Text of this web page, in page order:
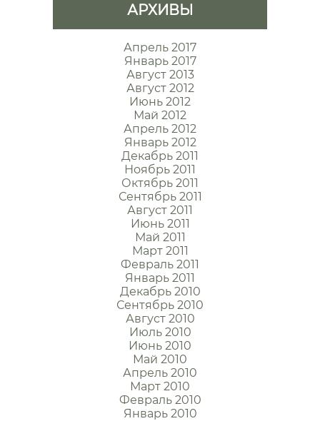
АРХИВЫ
Апрель 2017
Январь 2017
Август 2013
Август 2012
Июнь 2012
Май 2012
Апрель 2012
Январь 2012
Декабрь 2011
Ноябрь 2011
Октябрь 2011
Сентябрь 2011
Август 2011
Июнь 2011
Май 2011
Март 2011
Февраль 2011
Январь 2011
Декабрь 2010
Сентябрь 2010
Август 2010
Июль 2010
Июнь 2010
Май 2010
Апрель 2010
Март 2010
Февраль 2010
Январь 2010